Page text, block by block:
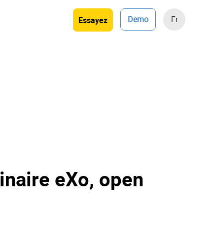
Essayez Demo Fr
eXo, open